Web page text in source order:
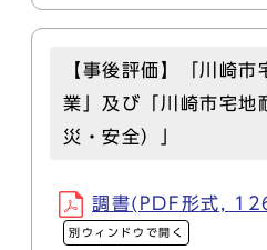
【事後評価】「川崎
業」及び「川崎市宅地
災・安全）」
調書(PDF形式,
別ウィンドウで開く